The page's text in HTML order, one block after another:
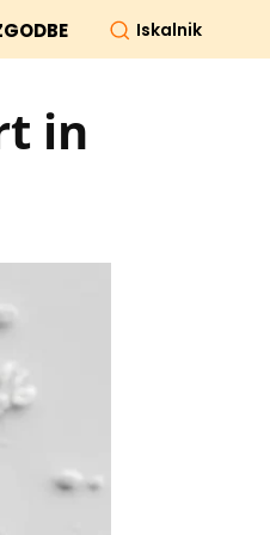
Iskalnik
in